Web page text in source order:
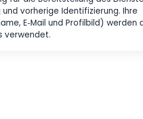
Konten mit den über den